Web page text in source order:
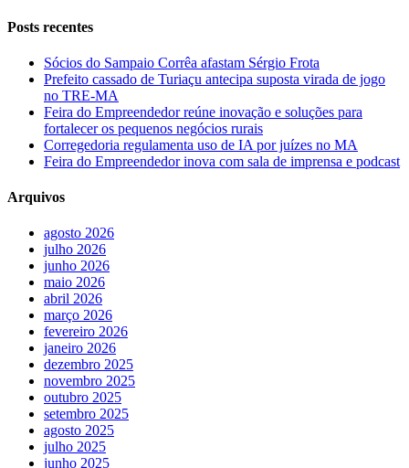
Posts recentes
Sócios do Sampaio Corrêa afastam Sérgio Frota
Prefeito cassado de Turiaçu antecipa suposta virada de jogo
no TRE-MA
Feira do Empreendedor reúne inovação e soluções para
fortalecer os pequenos negócios rurais
Corregedoria regulamenta uso de IA por juízes no MA
Feira do Empreendedor inova com sala de imprensa e podcast
Arquivos
agosto 2026
julho 2026
junho 2026
maio 2026
abril 2026
março 2026
fevereiro 2026
janeiro 2026
dezembro 2025
novembro 2025
outubro 2025
setembro 2025
agosto 2025
julho 2025
junho 2025